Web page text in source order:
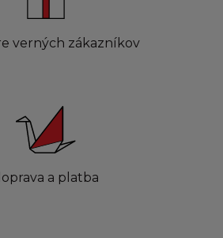
verných zákazníkov
a platba